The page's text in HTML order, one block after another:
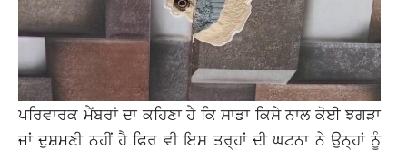
ਪਰਿਵਾਰਕ ਮੈਂਬਰਾਂ ਦਾ ਕਹਿਣਾ ਹੈ ਕਿ ਸਾਡਾ ਕਿਸੇ ਨਾਲ ਕੋਈ ਝਗੜਾ
ਜਾਂ ਦੁਸ਼ਮਣੀ ਨਹੀਂ ਹੈ ਫਿਰ ਵੀ ਇਸ ਤਰ੍ਹਾਂ ਦੀ ਘਟਨਾ ਨੇ ਉਨ੍ਹਾਂ ਨੂੰ